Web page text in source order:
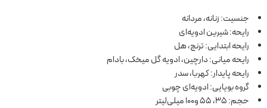
جنسیت: زنانه، مردانه
رایحه: شیرین ادویه‌ای
رایحه ابتدایی: ترنج، هل
رایحه میانی: دارچین، ادویه گل میخک، بادام
رایحه پایدار: کهربا، سدر
گروه بویایی: ادویه‌ای چوبی
حجم: 35، 55 و100 میلی‌لیتر